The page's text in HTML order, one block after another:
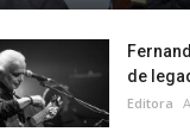
de
Editora